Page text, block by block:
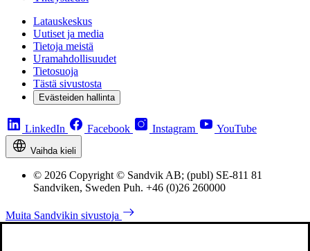
Latauskeskus
Uutiset ja media
Tietoja meistä
Uramahdollisuudet
Tietosuoja
Tästä sivustosta
Evästeiden hallinta
LinkedIn Facebook Instagram YouTube
Vaihda kieli
© 2026 Copyright © Sandvik AB; (publ) SE-811 81
Sandviken, Sweden Puh. +46 (0)26 260000
Muita Sandvikin sivustoja